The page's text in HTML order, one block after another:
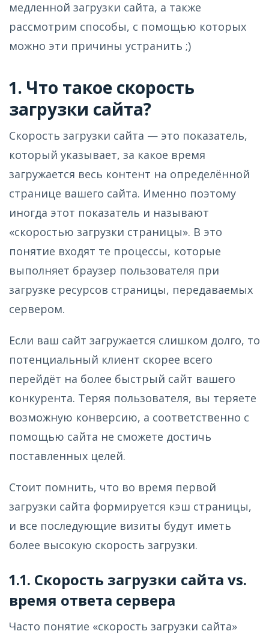
медленной загрузки сайта, а также
рассмотрим способы, с помощью которых
можно эти причины устранить ;)
1. Что такое скорость
загрузки сайта?
Скорость загрузки сайта — это показатель,
который указывает, за какое время
загружается весь контент на определённой
странице вашего сайта. Именно поэтому
иногда этот показатель и называют
«скоростью загрузки страницы». В это
понятие входят те процессы, которые
выполняет браузер пользователя при
загрузке ресурсов страницы, передаваемых
сервером.
Если ваш сайт загружается слишком долго, то
потенциальный клиент скорее всего
перейдёт на более быстрый сайт вашего
конкурента. Теряя пользователя, вы теряете
возможную конверсию, а соответственно с
помощью сайта не сможете достичь
поставленных целей.
Стоит помнить, что во время первой
загрузки сайта формируется кэш страницы,
и все последующие визиты будут иметь
более высокую скорость загрузки.
1.1. Скорость загрузки сайта vs.
время ответа сервера
Часто понятие «скорость загрузки сайта»